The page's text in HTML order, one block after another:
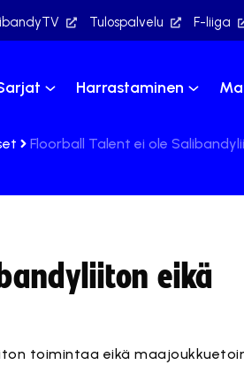
Tulospalvelu F-liiga
Harrastaminen
Floorball Talent ei ole
eikä
toimintaa eikä